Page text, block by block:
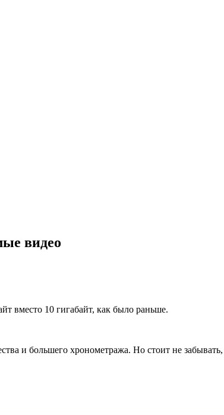
видео
вместо 10 гигабайт, как было раньше.
и большего хронометража. Но стоит не